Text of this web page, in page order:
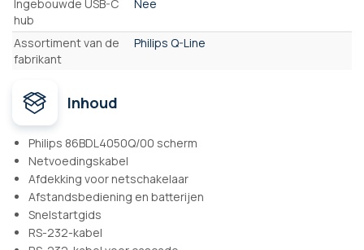
Ingebouwde USB-C
hub
Nee
Assortiment van de
fabrikant
Philips Q-Line
Inhoud
Philips 86BDL4050Q/00 scherm
Netvoedingskabel
Afdekking voor netschakelaar
Afstandsbediening en batterijen
Snelstartgids
RS-232-kabel